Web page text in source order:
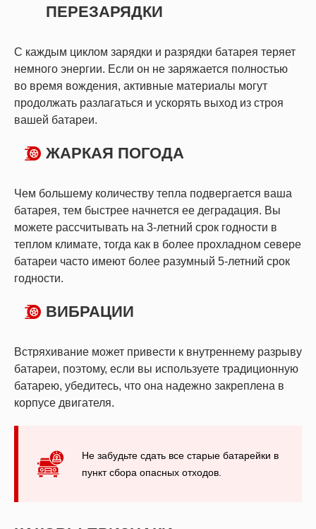
ПЕРЕЗАРЯДКИ
С каждым циклом зарядки и разрядки батарея теряет
немного энергии. Если он не заряжается полностью
во время вождения, активные материалы могут
продолжать разлагаться и ускорять выход из строя
вашей батареи.
ЖАРКАЯ ПОГОДА
Чем большему количеству тепла подвергается ваша
батарея, тем быстрее начнется ее деградация. Вы
можете рассчитывать на 3-летний срок годности в
теплом климате, тогда как в более прохладном севере
батареи часто имеют более разумный 5-летний срок
годности.
ВИБРАЦИИ
Встряхивание может привести к внутреннему разрыву
батареи, поэтому, если вы используете традиционную
батарею, убедитесь, что она надежно закреплена в
корпусе двигателя.
Не забудьте сдать все старые батарейки в
пункт сбора опасных отходов.